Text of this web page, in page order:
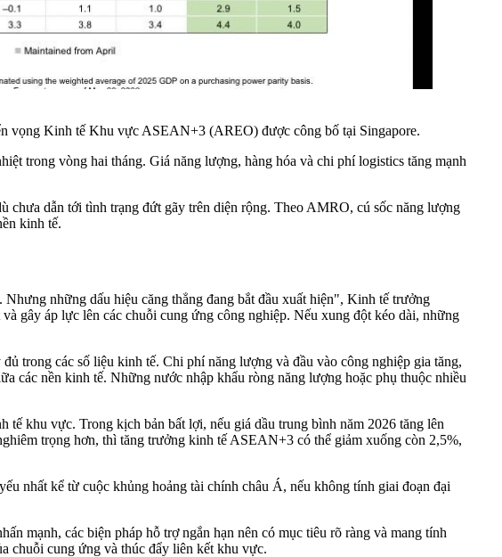
vọng Kinh tế Khu vực ASEAN+3 (AREO) được công bố tại Singapore.
trong vòng hai tháng. Giá năng lượng, hàng hóa và chi phí logistics tăng mạnh
chưa dẫn tới tình trạng đứt gãy trên diện rộng. Theo AMRO, cú sốc năng lượng
kinh tế.
những dấu hiệu căng thẳng đang bắt đầu xuất hiện", Kinh tế trưởng
gây áp lực lên các chuỗi cung ứng công nghiệp. Nếu xung đột kéo dài, những
trong các số liệu kinh tế. Chi phí năng lượng và đầu vào công nghiệp gia tăng,
các nền kinh tế. Những nước nhập khẩu ròng năng lượng hoặc phụ thuộc nhiều
khu vực. Trong kịch bản bất lợi, nếu giá dầu trung bình năm 2026 tăng lên
trọng hơn, thì tăng trưởng kinh tế ASEAN+3 có thể giảm xuống còn 2,5%,
nhất kể từ cuộc khủng hoảng tài chính châu Á, nếu không tính giai đoạn đại
mạnh, các biện pháp hỗ trợ ngắn hạn nên có mục tiêu rõ ràng và mang tính
chuỗi cung ứng và thúc đẩy liên kết khu vực.